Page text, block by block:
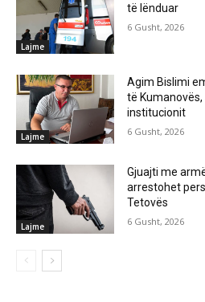
Lajme
të lënduar
6 Gusht, 2026
Lajme
Agim Bislimi
të
institucionit
6 Gusht, 2026
Lajme
Gjuajti me
arrestohet
Tetovës
6 Gusht, 2026